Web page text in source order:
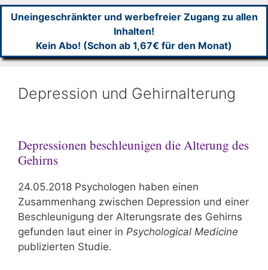
Uneingeschränkter und werbefreier Zugang zu allen
Inhalten!
Kein Abo! (Schon ab 1,67€ für den Monat)
Depression und Gehirnalterung
Depressionen beschleunigen die Alterung des
Gehirns
24.05.2018 Psychologen haben einen
Zusammenhang zwischen Depression und einer
Beschleunigung der Alterungsrate des Gehirns
gefunden laut einer in Psychological Medicine
publizierten Studie.